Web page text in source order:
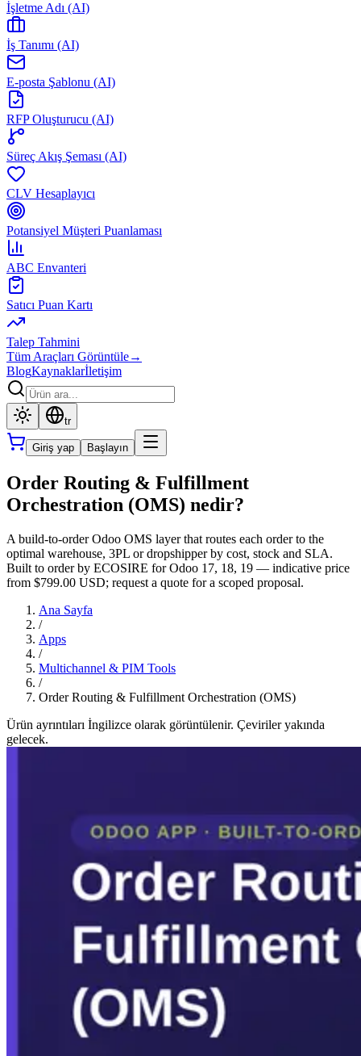
İşletme Adı (AI)
İş Tanımı (AI)
E-posta Şablonu (AI)
RFP Oluşturucu (AI)
Süreç Akış Şeması (AI)
CLV Hesaplayıcı
Potansiyel Müşteri Puanlaması
ABC Envanteri
Satıcı Puan Kartı
Talep Tahmini
Tüm Araçları Görüntüle→
BlogKaynaklarİletişim
tr
Giriş yap Başlayın
Order Routing & Fulfillment
Orchestration (OMS) nedir?
A build-to-order Odoo OMS layer that routes each order to the
optimal warehouse, 3PL or dropshipper by cost, stock and SLA.
Built to order by ECOSIRE for Odoo 17, 18, 19 — indicative price
from $799.00 USD; request a quote for a scoped proposal.
Ana Sayfa
/
Apps
/
Multichannel & PIM Tools
/
Order Routing & Fulfillment Orchestration (OMS)
Ürün ayrıntıları İngilizce olarak görüntülenir. Çeviriler yakında
gelecek.